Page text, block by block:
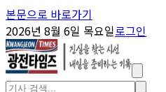
본문으로 바로가기
2026년 8월 6일 목요일로그인